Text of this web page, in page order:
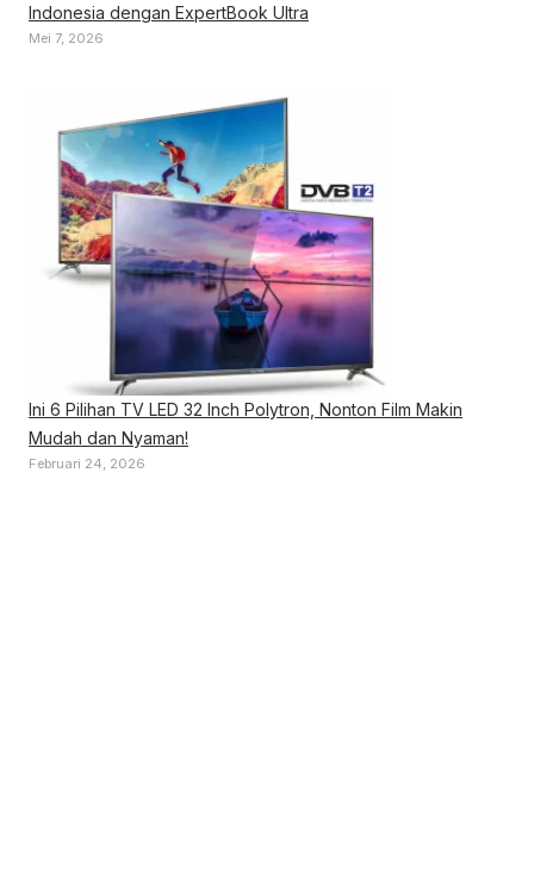
Indonesia dengan ExpertBook Ultra
Mei 7, 2026
Ini 6 Pilihan TV LED 32 Inch Polytron, Nonton Film Makin
Mudah dan Nyaman!
Februari 24, 2026